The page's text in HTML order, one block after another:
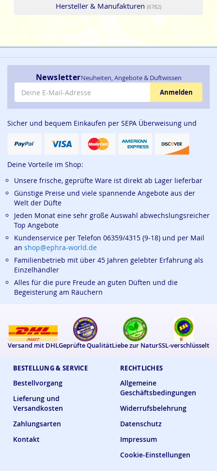
Hersteller & Manufakturen (6782)
BESTELLUNG & SERVICE
Bestellvorgang
Lieferung und
Versandkosten
Zahlungsarten
Kontakt
RECHTLICHES
Allgemeine
Geschäftsbedingungen
Widerrufsbelehrung
Datenschutz
Impressum
Cookie-Einstellungen
NewsletterNeuheiten, Angebote & Duftwissen
E-Mail-Adresse
Anmelden
Sicher und bequem Einkaufen per SEPA Überweisung und
Deine Vorteile im Shop:
Unsere frische, geprüfte Ware ist direkt ab Lager lieferbar
Günstige Preise und viele spannende Angebote aus der
Welt der Düfte
Jeden Monat eine sehr große Auswahl abwechslungsreicher
Top Angebote
Kundenservice per Telefon 06359/4315 (9-18) und per Mail
an shop@ephra-world.de
Familienbetrieb mit über 45 Jahren gelebter Erfahrung als
Einzelhändler
Alles für die pure Freude an guten Düften und die
Begeisterung am Räuchern
Versand mit DHLGeprüfte QualitätLiebe zur NaturSSL-verschlüsselt